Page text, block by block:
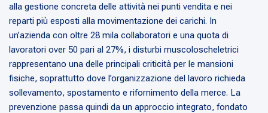
alla gestione concreta delle attività nei punti vendita e nei
reparti più esposti alla movimentazione dei carichi. In
un’azienda con oltre 28 mila collaboratori e una quota di
lavoratori over 50 pari al 27%, i disturbi muscoloscheletrici
rappresentano una delle principali criticità per le mansioni
fisiche, soprattutto dove l’organizzazione del lavoro richieda
sollevamento, spostamento e rifornimento della merce. La
prevenzione passa quindi da un approccio integrato, fondato